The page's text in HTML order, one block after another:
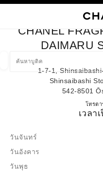
ค้น
ข้อเสนอจะแสดงอยู่ใต้แถบ
0 ข้อเสนอที่มีอยู่
ปิดการ์ดบูติก CHANEL
CHANEL
DAIMARU
1-7-1,
Shinsaibashi
542-8501
โทร
06-ตา
เวลา
วันจันทร์
วันอังคาร
วันพุธ
นา